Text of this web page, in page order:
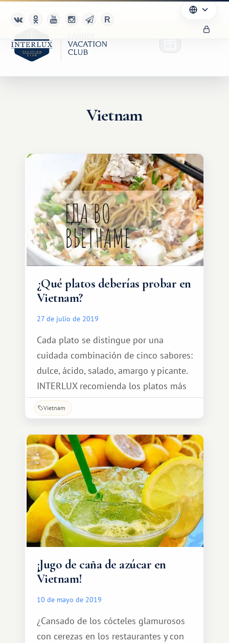
Vietnam
¿Qué platos deberías probar en
Vietnam?
27 de julio de 2019
Cada plato se distingue por una
cuidada combinación de cinco sabores:
dulce, ácido, salado, amargo y picante.
INTERLUX recomienda los platos más
deliciosos de Vietnam que nuestros
viajeros no pueden perderse.
Vietnam
¡Jugo de caña de azúcar en
Vietnam!
10 de mayo de 2019
¿Cansado de los cócteles glamurosos
con cerezas en los restaurantes y con